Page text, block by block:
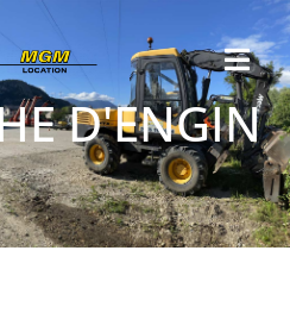
D'ENGIN